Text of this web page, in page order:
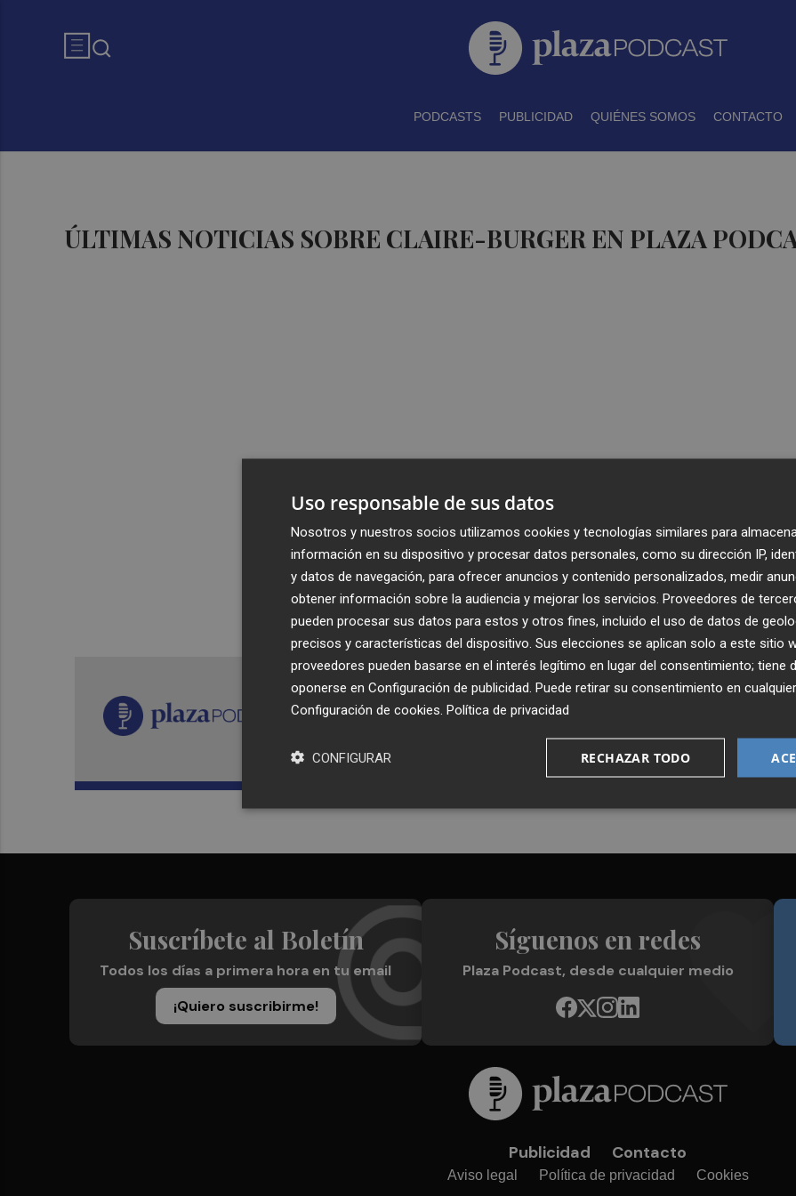
PODCASTS PUBLICIDAD QUIÉNES SOMOS CONTACTO
ÚLTIMAS NOTICIAS SOBRE CLAIRE-BURGER EN PLAZA
Recibe toda la actualidad de
Plaza Podcast en tu correo
Suscríbete al Boletín
Todos los días a primera hora en tu email
¡Quiero suscribirme!
Síguenos en redes
Plaza Podcast, desde cualquier medio
Publicidad Contacto
Aviso legal Política de privacidad Cookies
Uso responsable de sus datos
Nosotros y nuestros socios utilizamos cookies y tecnologías similares para
información en su dispositivo y procesar datos personales, como su dirección IP,
y datos de navegación, para ofrecer anuncios y contenido personalizados, medir
obtener información sobre la audiencia y mejorar los servicios. Proveedores de
pueden procesar sus datos para estos y otros fines, incluido el uso de datos de
precisos y características del dispositivo. Sus elecciones se aplican solo a este sitio
proveedores pueden basarse en el interés legítimo en lugar del consentimiento; tiene
oponerse en Configuración de publicidad . Puede retirar su consentimiento en
Configuración de cookies Política de privacidad
RECHAZAR TODO
CONFIGURAR